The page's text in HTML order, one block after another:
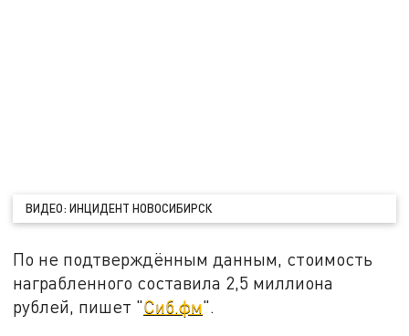
ВИДЕО: ИНЦИДЕНТ НОВОСИБИРСК
По не подтверждённым данным, стоимость
награбленного составила 2,5 миллиона
рублей, пишет "Сиб.фм".